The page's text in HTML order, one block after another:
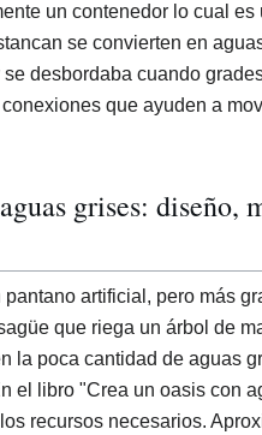
un contenedor lo cual
se convierten en
desbordaba cuando
que ayuden a
grises: diseño,
artificial, pero más
que riega un árbol de
la poca cantidad de aguas
el libro "Crea un oasis con
recursos necesarios.